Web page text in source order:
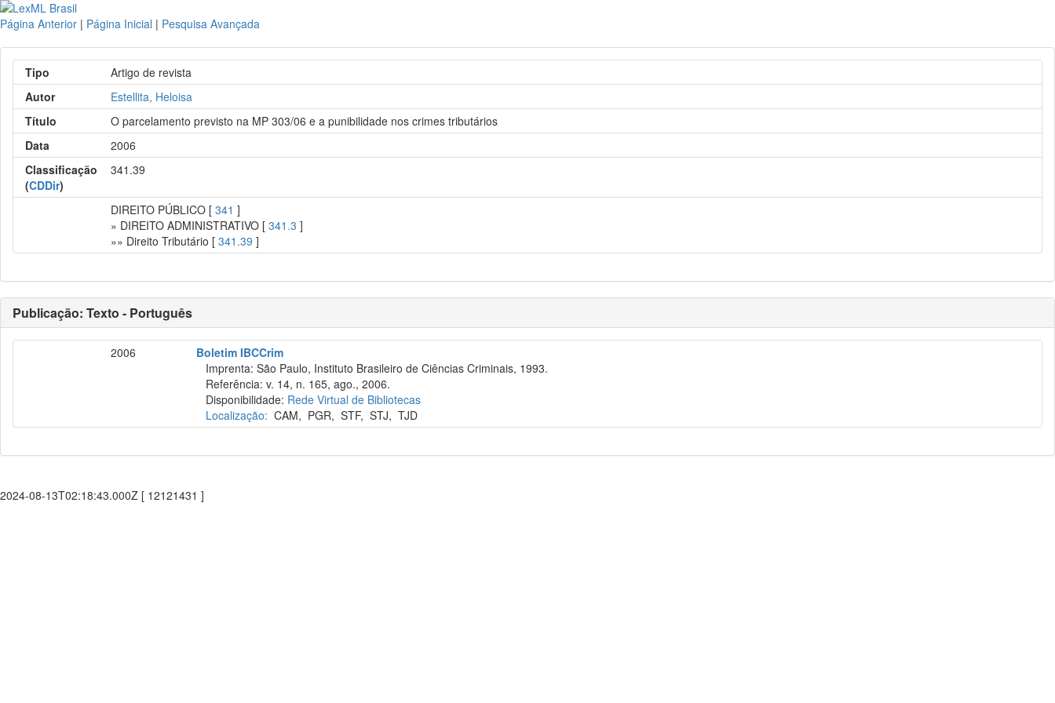
Página Anterior | Página Inicial | Pesquisa Avançada
Tipo
Artigo de revista
Autor
Estellita, Heloisa
Título
O parcelamento previsto na MP 303/06 e a punibilidade nos crimes tributários
Data
2006
Classificação
(CDDir)
341.39
DIREITO PÚBLICO [341 ]
» DIREITO ADMINISTRATIVO [341.3 ]
»» Direito Tributário [341.39 ]
Publicação: Texto - Português
2006
Boletim IBCCrim
Imprenta: São Paulo, Instituto Brasileiro de Ciências Criminais, 1993.
Referência: v. 14, n. 165, ago., 2006.
Disponibilidade: Rede Virtual de Bibliotecas
Localização: CAM, PGR,STF,STJ,TJD
2024-08-13T02:18:43.000Z [ 12121431 ]